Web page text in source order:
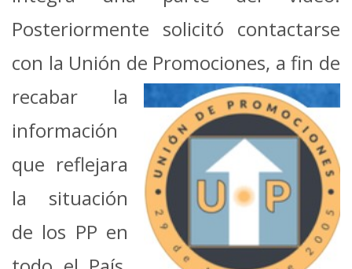
Posteriormente solicitó contactarse
con la Unión de Promociones, a fin de
recabar la
información
que reflejara
la situación
de los PP en